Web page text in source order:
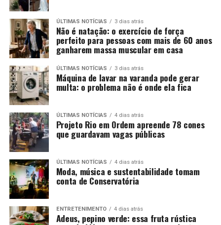
ÚLTIMAS NOTÍCIAS 3 dias atrás
Não é natação: o exercício de força
perfeito para pessoas com mais de 60 anos
ganharem massa muscular em casa
ÚLTIMAS NOTÍCIAS 3 dias atrás
Máquina de lavar na varanda pode gerar
multa: o problema não é onde ela fica
ÚLTIMAS NOTÍCIAS 4 dias atrás
Projeto Rio em Ordem apreende 78 cones
que guardavam vagas públicas
ÚLTIMAS NOTÍCIAS 4 dias atrás
Moda, música e sustentabilidade tomam
conta de Conservatória
ENTRETENIMENTO 4 dias atrás
Adeus, pepino verde: essa fruta rústica